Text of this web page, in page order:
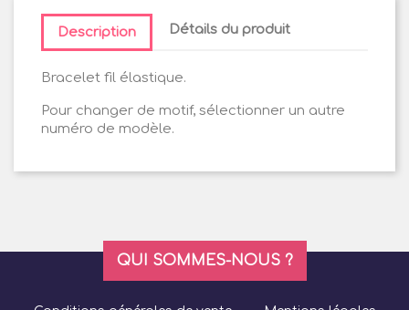
Description Détails du produit
Bracelet fil élastique.
Pour changer de motif, sélectionner un autre
numéro de modèle.
QUI SOMMES-NOUS ?